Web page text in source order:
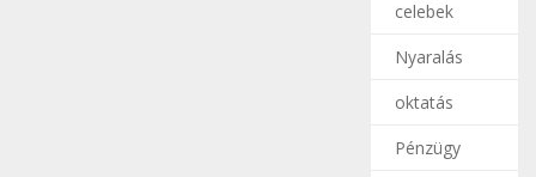
celebek
Nyaralás
oktatás
Pénzügy